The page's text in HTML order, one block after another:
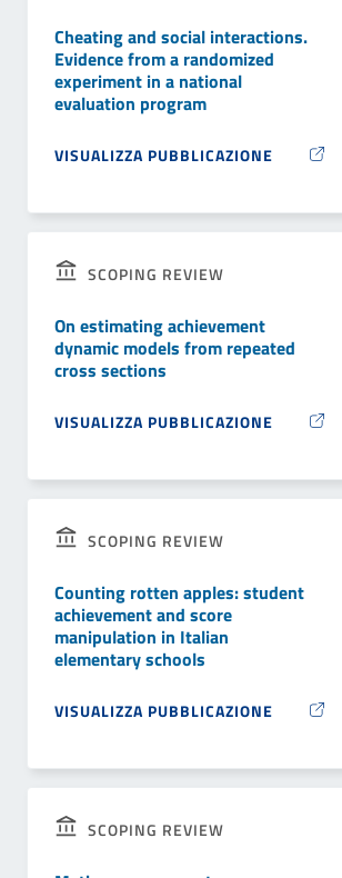
Cheating and social interactions.
Evidence from a randomized
experiment in a national
evaluation program
VISUALIZZA PUBBLICAZIONE
SCOPING REVIEW
On estimating achievement
dynamic models from repeated
cross sections
VISUALIZZA PUBBLICAZIONE
SCOPING REVIEW
Counting rotten apples: student
achievement and score
manipulation in Italian
elementary schools
VISUALIZZA PUBBLICAZIONE
SCOPING REVIEW